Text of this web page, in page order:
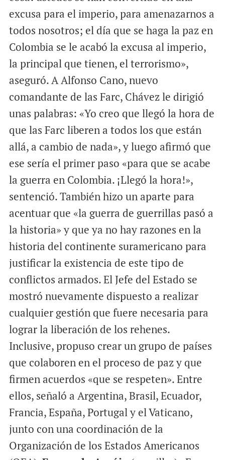
excusa para el imperio, para amenazarnos a
todos nosotros; el día que se haga la paz en
Colombia se le acabó la excusa al imperio,
la principal que tienen, el terrorismo»,
aseguró. A Alfonso Cano, nuevo
comandante de las Farc, Chávez le dirigió
unas palabras: «Yo creo que llegó la hora de
que las Farc liberen a todos los que están
allá, a cambio de nada», y luego afirmó que
ese sería el primer paso «para que se acabe
la guerra en Colombia. ¡Llegó la hora!»,
sentenció. También hizo un aparte para
acentuar que «la guerra de guerrillas pasó a
la historia» y que ya no hay razones en la
historia del continente suramericano para
justificar la existencia de este tipo de
conflictos armados. El Jefe del Estado se
mostró nuevamente dispuesto a realizar
cualquier gestión que fuere necesaria para
lograr la liberación de los rehenes.
Inclusive, propuso crear un grupo de países
que colaboren en el proceso de paz y que
firmen acuerdos «que se respeten». Entre
ellos, señaló a Argentina, Brasil, Ecuador,
Francia, España, Portugal y el Vaticano,
junto con una coordinación de la
Organización de los Estados Americanos